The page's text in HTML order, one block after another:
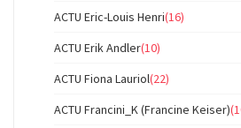
ACTU Eric-Louis Henri(16)
ACTU Erik Andler(10)
ACTU Fiona Lauriol(22)
ACTU Francini_K (Francine Keiser)